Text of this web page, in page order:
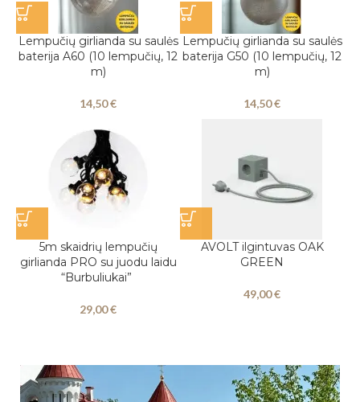
Lempučių girlianda su saulės
baterija A60 (10 lempučių, 12
m)
14,50€
Lempučių girlianda su saulės
baterija G50 (10 lempučių, 12
m)
14,50€
5m skaidrių lempučių
girlianda PRO su juodu laidu
“Burbuliukai”
29,00€
AVOLT ilgintuvas OAK
GREEN
49,00€